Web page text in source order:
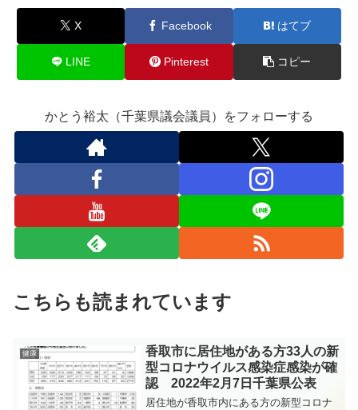
X Facebook はてブ
LINE Pinterest コピー
かとう裕太（千葉県議会議員）をフォローする
こちらも読まれています
健康
香取市に居住地がある方33人の新
型コロナウイルス感染症感染が確
認 2022年2月7日千葉県公表
居住地が香取市内にある方の新型コロナ